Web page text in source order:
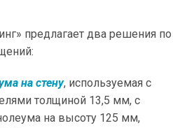
предлагает два решения по
на стену, используемая с
толщиной 13,5 мм, с
на высоту 125 мм,